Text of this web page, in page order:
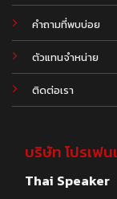
คำถามที่พบบ่อย
ตัวแทนจำหน่าย
ติดต่อเรา
บริษัท โปรเฟ
Thai Speaker